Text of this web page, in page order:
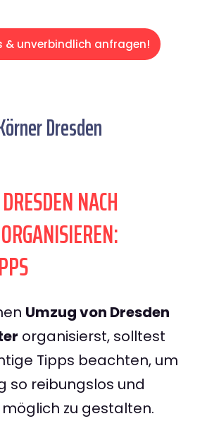
& unverbindlich anfragen!
Dresden
NACH
Umzug von Dresden
organisierst, solltest
Tipps beachten, um
so reibungslos und
zu gestalten.